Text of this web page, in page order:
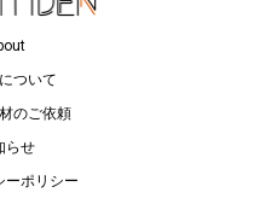
ついて
のご依頼
らせ
ーポリシー